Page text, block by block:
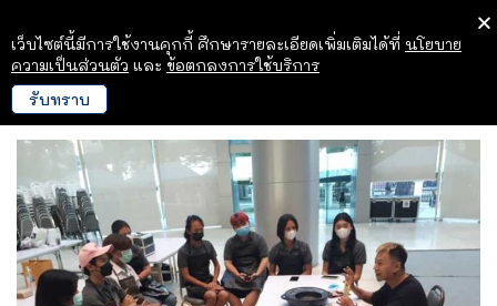
เว็บไซต์นี้มีการใช้งานคุกกี้ ศึกษารายละเอียดเพิ่มเติมได้ที่ นโยบาย
ความเป็นส่วนตัว และ ข้อตกลงการใช้บริการ
รับทราบ